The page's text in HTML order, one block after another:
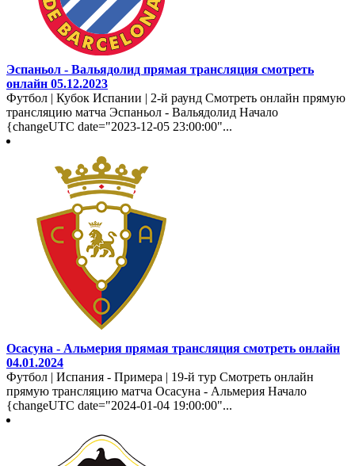
Эспаньол - Вальядолид прямая трансляция смотреть
онлайн 05.12.2023
Футбол | Кубок Испании | 2-й раунд Смотреть онлайн прямую
трансляцию матча Эспаньол - Вальядолид Начало
{changeUTC date="2023-12-05 23:00:00"...
Осасуна - Альмерия прямая трансляция смотреть онлайн
04.01.2024
Футбол | Испания - Примера | 19-й тур Смотреть онлайн
прямую трансляцию матча Осасуна - Альмерия Начало
{changeUTC date="2024-01-04 19:00:00"...